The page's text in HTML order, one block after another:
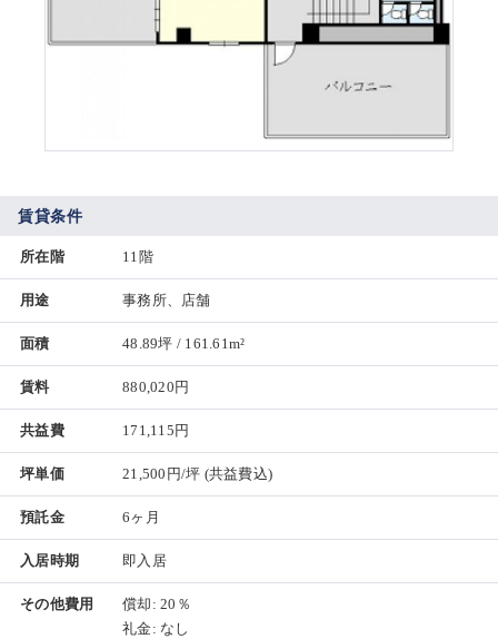
賃貸条件
所在階 11階
用途 事務所、店舗
面積 48.89坪 / 161.61m²
賃料 880,020円
共益費 171,115円
坪単価 21,500円/坪 (共益費込)
預託金 6ヶ月
入居時期 即入居
その他費用
償却: 20％
礼金: なし